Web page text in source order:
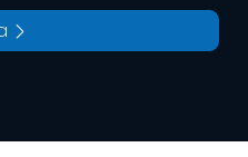
con successo.
stata inviata, la